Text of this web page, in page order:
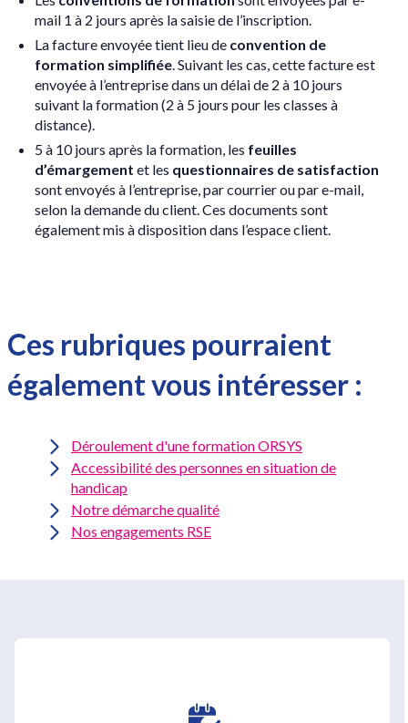
mail 1 à 2 jours après la saisie de l’inscription.
La facture envoyée tient lieu de convention de
formation simplifiée. Suivant les cas, cette facture est
envoyée à l’entreprise dans un délai de 2 à 10 jours
suivant la formation (2 à 5 jours pour les classes à
distance).
5 à 10 jours après la formation, les feuilles
d’émargement et les questionnaires de satisfaction
sont envoyés à l’entreprise, par courrier ou par e-mail,
selon la demande du client. Ces documents sont
également mis à disposition dans l’espace client.
Ces rubriques pourraient
également vous intéresser :
Déroulement d'une formation ORSYS
Accessibilité des personnes en situation de
handicap
Notre démarche qualité
Nos engagements RSE